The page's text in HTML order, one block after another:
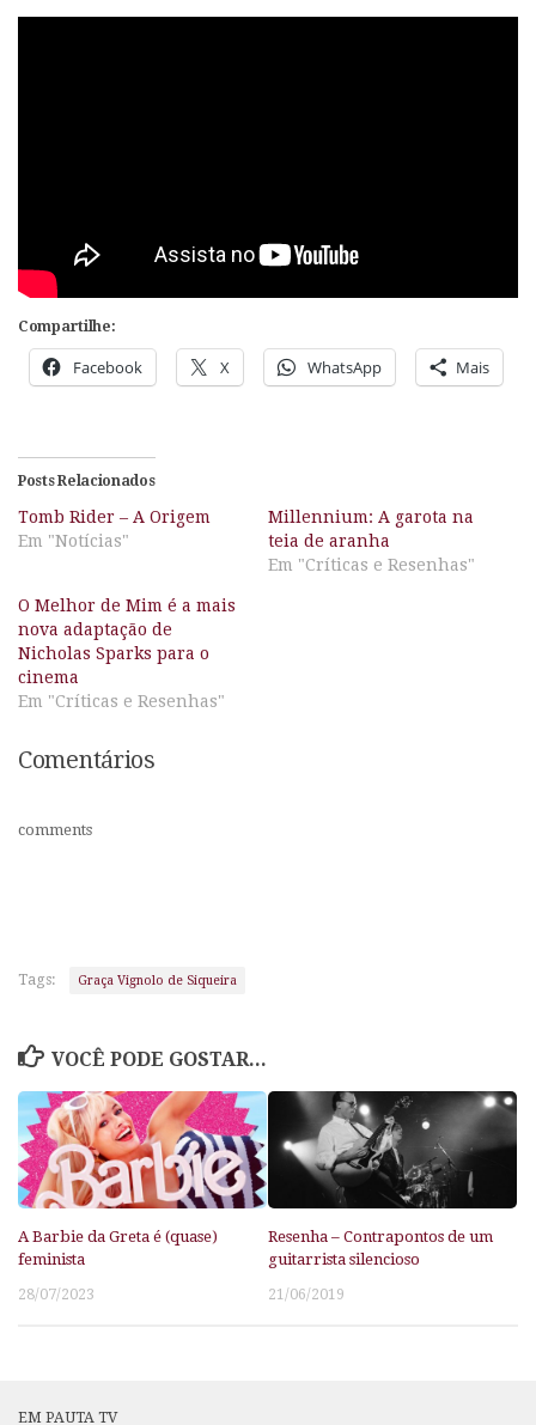
Compartilhe:
Facebook X WhatsApp Mais
Posts Relacionados
Tomb Rider – A Origem
Em "Notícias"
Millennium: A garota na
teia de aranha
Em "Críticas e Resenhas"
O Melhor de Mim é a mais
nova adaptação de
Nicholas Sparks para o
cinema
Em "Críticas e Resenhas"
Comentários
comments
Tags: Graça Vignolo de Siqueira
VOCÊ PODE GOSTAR...
A Barbie da Greta é (quase)
feminista
28/07/2023
Resenha – Contrapontos de um
guitarrista silencioso
21/06/2019
EM PAUTA TV